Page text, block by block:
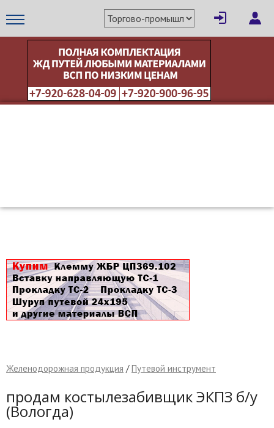
Желенодорожная продукция /Путевой инструмент
продам костылезабивщик ЭКПЗ б/у
(Вологда)
× Написать поставщику